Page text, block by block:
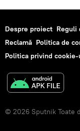
Despre proiect Reguli
Reclamă Politica de
Politica privind
© 2026 Sputnik Toate